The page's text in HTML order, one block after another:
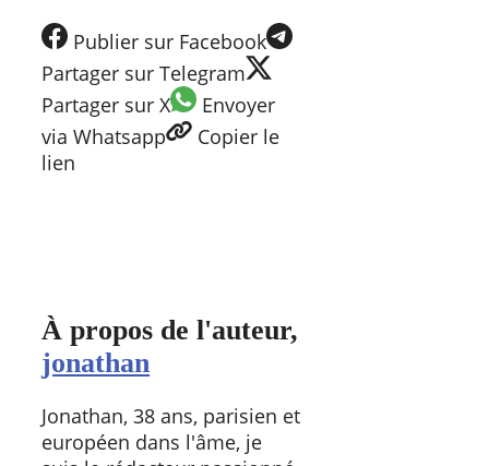
Publier sur Facebook
Partager sur Telegram
Partager sur X
Envoyer
via Whatsapp
Copier le
lien
À propos de l'auteur,
jonathan
Jonathan, 38 ans, parisien et
européen dans l'âme, je